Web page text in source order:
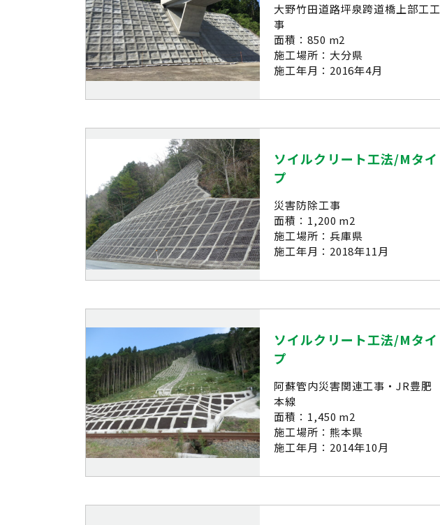
大野竹田道路坪泉跨道橋上部工工
事
面積：850 m2
施工場所：大分県
施工年月：2016年4月
ソイルクリート工法/Mタイ
プ
災害防除工事
面積：1,200 m2
施工場所：兵庫県
施工年月：2018年11月
ソイルクリート工法/Mタイ
プ
阿蘇管内災害関連工事・JR豊肥
本線
面積：1,450 m2
施工場所：熊本県
施工年月：2014年10月